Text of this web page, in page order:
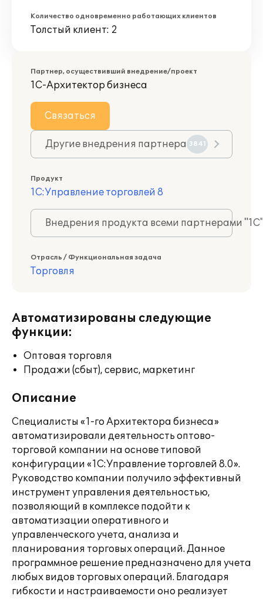
Количество одновременно работающих клиентов
Толстый клиент: 2
Партнер, осуществивший внедрение/проект
1С-Архитектор бизнеса
Связаться
Другие внедрения партнера 3841
Продукт
1С:Управление торговлей 8
Внедрения продукта всеми партнерами
Отрасль / Функциональная задача
Торговля
Автоматизированы следующие
функции:
Оптовая торговля
Продажи (сбыт), сервис, маркетинг
Описание
Специалисты «1-го Архитектора бизнеса»
автоматизировали деятельность оптово-
торговой компании на основе типовой
конфигурации «1С:Управление торговлей 8.0».
Руководство компании получило эффективный
инструмент управления деятельностью,
позволяющий в комплексе подойти к
автоматизации оперативного и
управленческого учета, анализа и
планирования торговых операций. Данное
программное решение предназначено для учета
любых видов торговых операций. Благодаря
гибкости и настраиваемости оно реализует